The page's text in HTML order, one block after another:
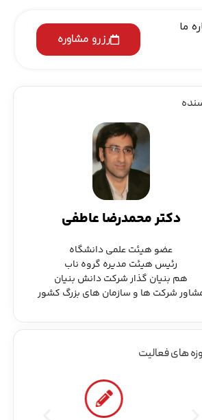
ما
رزرو مشاوره
دکتر محمدرضا عاطفی
عضو هیئت علمی دانشگاه
رئیس هیئت مدیره گروه ناب
هم بنیان گذار شرکت دانش بنیان
شرکت ها و سازمان های بزرگ کشور
های فعالیت